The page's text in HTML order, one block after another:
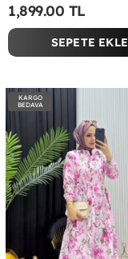
1,899.00 TL
SEPETE EKLE
KARGO
BEDAVA